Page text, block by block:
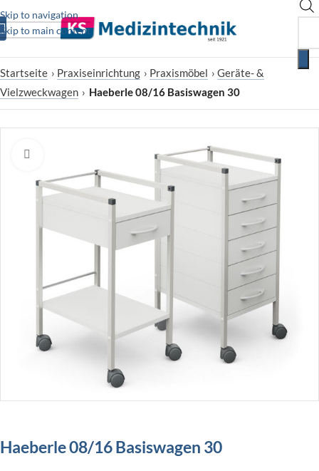
Skip to navigation
Skip to main content
Startseite › Praxiseinrichtung › Praxismöbel › Geräte- &
Vielzweckwagen › Haeberle 08/16 Basiswagen 30
Haeberle 08/16 Basiswagen 30